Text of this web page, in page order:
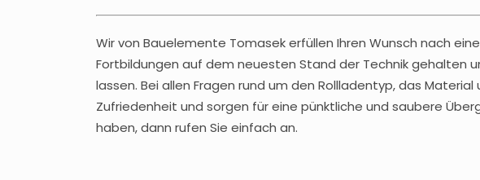
Wir von Bauelemente Tomasek erfüllen Ihren Wunsch nach
Fortbildungen auf dem neuesten Stand der Technik gehalten
lassen. Bei allen Fragen rund um den Rollladentyp, das
Zufriedenheit und sorgen für eine pünktliche und saubere
haben, dann rufen Sie einfach an.